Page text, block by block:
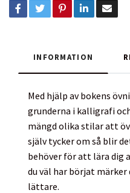
INFORMATION
Med hjälp av bokens
grunderna i kalligrafi
mängd olika stilar att
själv tycker om så blir
behöver för att lära dig
du väl har börjat
lättare.